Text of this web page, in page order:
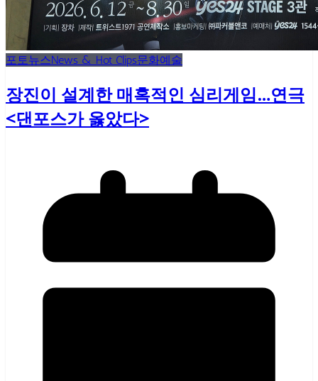
포토뉴스News & Hot Clips문화예술
장진이 설계한 매혹적인 심리게임…연극
<댄포스가 옳았다>